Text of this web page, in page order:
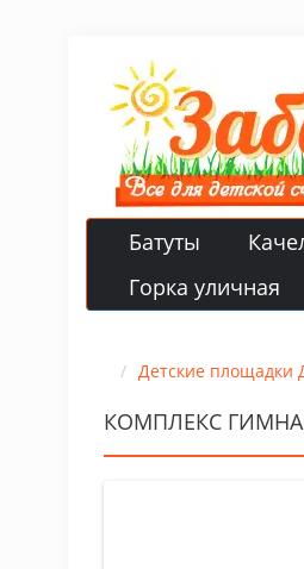
Батуты
Горка уличная
Детские площадки
КОМПЛЕКС